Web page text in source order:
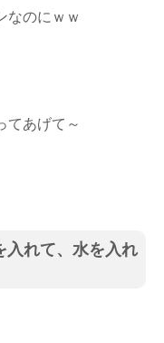
なのにｗｗ
てあげて～
れて、水を入れ